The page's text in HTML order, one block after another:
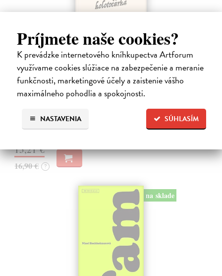
Príjmete naše cookies?
K prevádzke internetového kníhkupectva Artforum
využívame cookies slúžiace na zabezpečenie a meranie
funkčnosti, marketingové účely a zaistenie vášho
maximálneho pohodlia a spokojnosti.
SÚHLASÍM
NASTAVENIA
Kolotočárka
Wernerová Jana
| Kniha
Tam, kde sa radosť zo slobodného pohybu a dobrodružstva prelína s
pocitom vyčlenenia. Tam, kde rastie starý gaštan a okolo neho sa krúti
život dievčatka, ktoré od svojej starej mamy dostalo meno Zelinka.…
Na sklade ?
15,21 €
16,90 € ?
na sklade